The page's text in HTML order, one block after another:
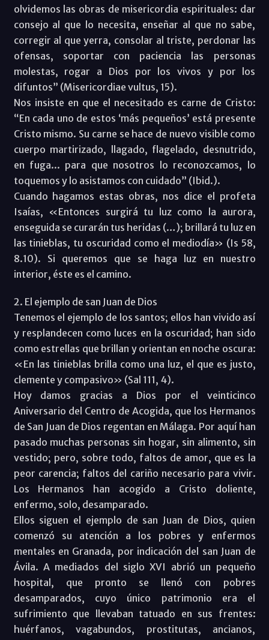
olvidemos las obras de misericordia espirituales: dar
consejo al que lo necesita, enseñar al que no sabe,
corregir al que yerra, consolar al triste, perdonar las
ofensas, soportar con paciencia las personas
molestas, rogar a Dios por los vivos y por los
difuntos” (Misericordiae vultus, 15).
Nos insiste en que el necesitado es carne de Cristo:
“En cada uno de estos ‘más pequeños’ está presente
Cristo mismo. Su carne se hace de nuevo visible como
cuerpo martirizado, llagado, flagelado, desnutrido,
en fuga... para que nosotros lo reconozcamos, lo
toquemos y lo asistamos con cuidado” (Ibid.).
Cuando hagamos estas obras, nos dice el profeta
Isaías, «Entonces surgirá tu luz como la aurora,
enseguida se curarán tus heridas (…); brillará tu luz en
las tinieblas, tu oscuridad como el mediodía» (Is 58,
8.10). Si queremos que se haga luz en nuestro
interior, éste es el camino.
2. El ejemplo de san Juan de Dios
Tenemos el ejemplo de los santos; ellos han vivido así
y resplandecen como luces en la oscuridad; han sido
como estrellas que brillan y orientan en noche oscura:
«En las tinieblas brilla como una luz, el que es justo,
clemente y compasivo» (Sal 111, 4).
Hoy damos gracias a Dios por el veinticinco
Aniversario del Centro de Acogida, que los Hermanos
de San Juan de Dios regentan en Málaga. Por aquí han
pasado muchas personas sin hogar, sin alimento, sin
vestido; pero, sobre todo, faltos de amor, que es la
peor carencia; faltos del cariño necesario para vivir.
Los Hermanos han acogido a Cristo doliente,
enfermo, solo, desamparado.
Ellos siguen el ejemplo de san Juan de Dios, quien
comenzó su atención a los pobres y enfermos
mentales en Granada, por indicación del san Juan de
Ávila. A mediados del siglo XVI abrió un pequeño
hospital, que pronto se llenó con pobres
desamparados, cuyo único patrimonio era el
sufrimiento que llevaban tatuado en sus frentes:
huérfanos, vagabundos, prostitutas, ancianos,